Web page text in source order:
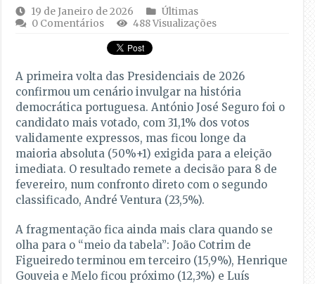
19 de Janeiro de 2026
Últimas
0 Comentários
488 Visualizações
A primeira volta das Presidenciais de 2026
confirmou um cenário invulgar na história
democrática portuguesa. António José Seguro foi o
candidato mais votado, com 31,1% dos votos
validamente expressos, mas ficou longe da
maioria absoluta (50%+1) exigida para a eleição
imediata. O resultado remete a decisão para 8 de
fevereiro, num confronto direto com o segundo
classificado, André Ventura (23,5%).
A fragmentação fica ainda mais clara quando se
olha para o “meio da tabela”: João Cotrim de
Figueiredo terminou em terceiro (15,9%), Henrique
Gouveia e Melo ficou próximo (12,3%) e Luís